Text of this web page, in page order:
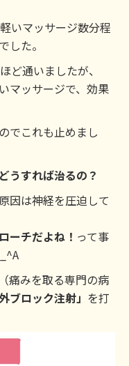
いマッサージ数分程
した。
ど通いましたが、
マッサージで、効果
でこれも止めまし
うすれば治るの？
因は神経を圧迫して
ーチだよね！ って事
痛みを取る専門の病
ブロック注射」 を打